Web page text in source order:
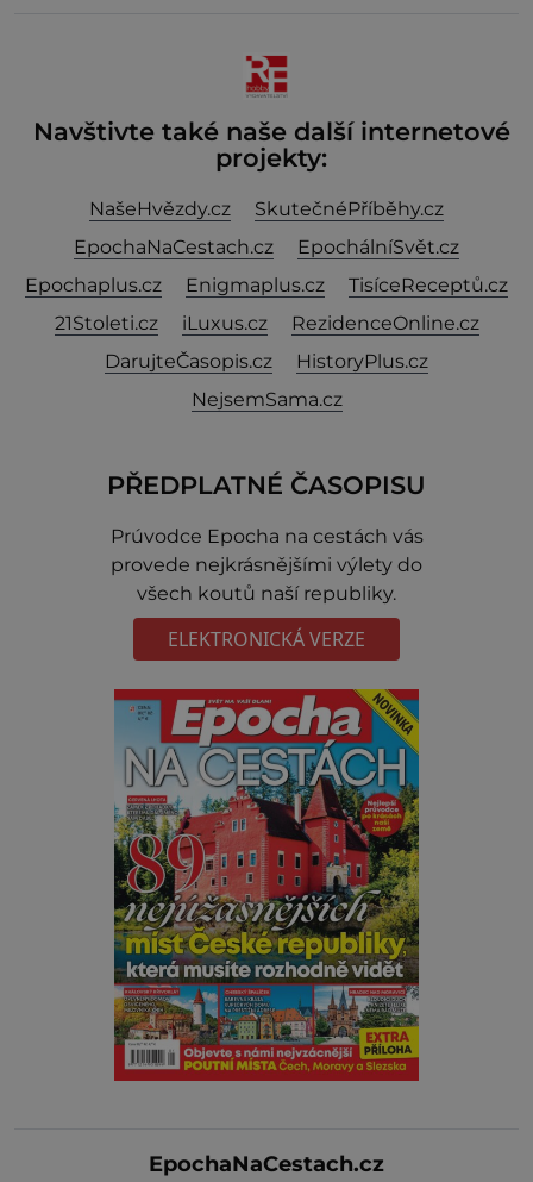
Navštivte také naše další internetové
projekty:
NašeHvězdy.cz
SkutečnéPříběhy.cz
EpochaNaCestach.cz
EpochálníSvět.cz
Epochaplus.cz
Enigmaplus.cz
TisíceReceptů.cz
21Stoleti.cz
iLuxus.cz
RezidenceOnline.cz
DarujteČasopis.cz
HistoryPlus.cz
NejsemSama.cz
PŘEDPLATNÉ ČASOPISU
Prúvodce Epocha na cestách vás
provede nejkrásnějšími výlety do
všech koutů naší republiky.
ELEKTRONICKÁ VERZE
EpochaNaCestach.cz